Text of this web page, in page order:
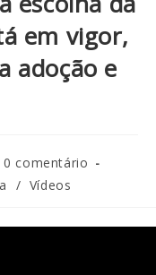
em vigor,
adoção e
0 comentário
/ Vídeos